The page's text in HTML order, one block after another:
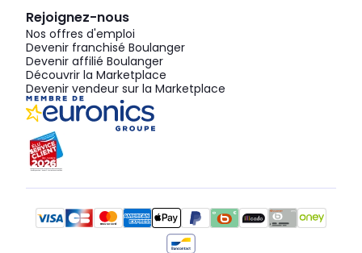
Rejoignez-nous
Nos offres d'emploi
Devenir franchisé Boulanger
Devenir affilié Boulanger
Découvrir la Marketplace
Devenir vendeur sur la Marketplace